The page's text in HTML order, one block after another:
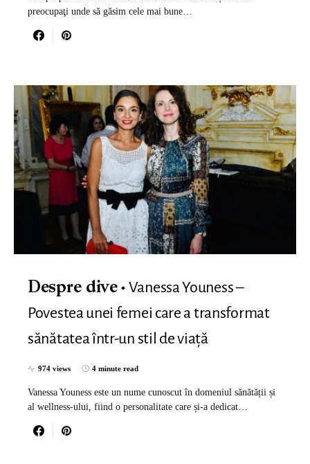
preocupaţi unde să găsim cele mai bune…
Despre dive
Vanessa Youness –
Povestea unei femei care a transformat
sănătatea într-un stil de viață
974 views 4 minute read
Vanessa Youness este un nume cunoscut în domeniul sănătății și
al wellness-ului, fiind o personalitate care și-a dedicat…